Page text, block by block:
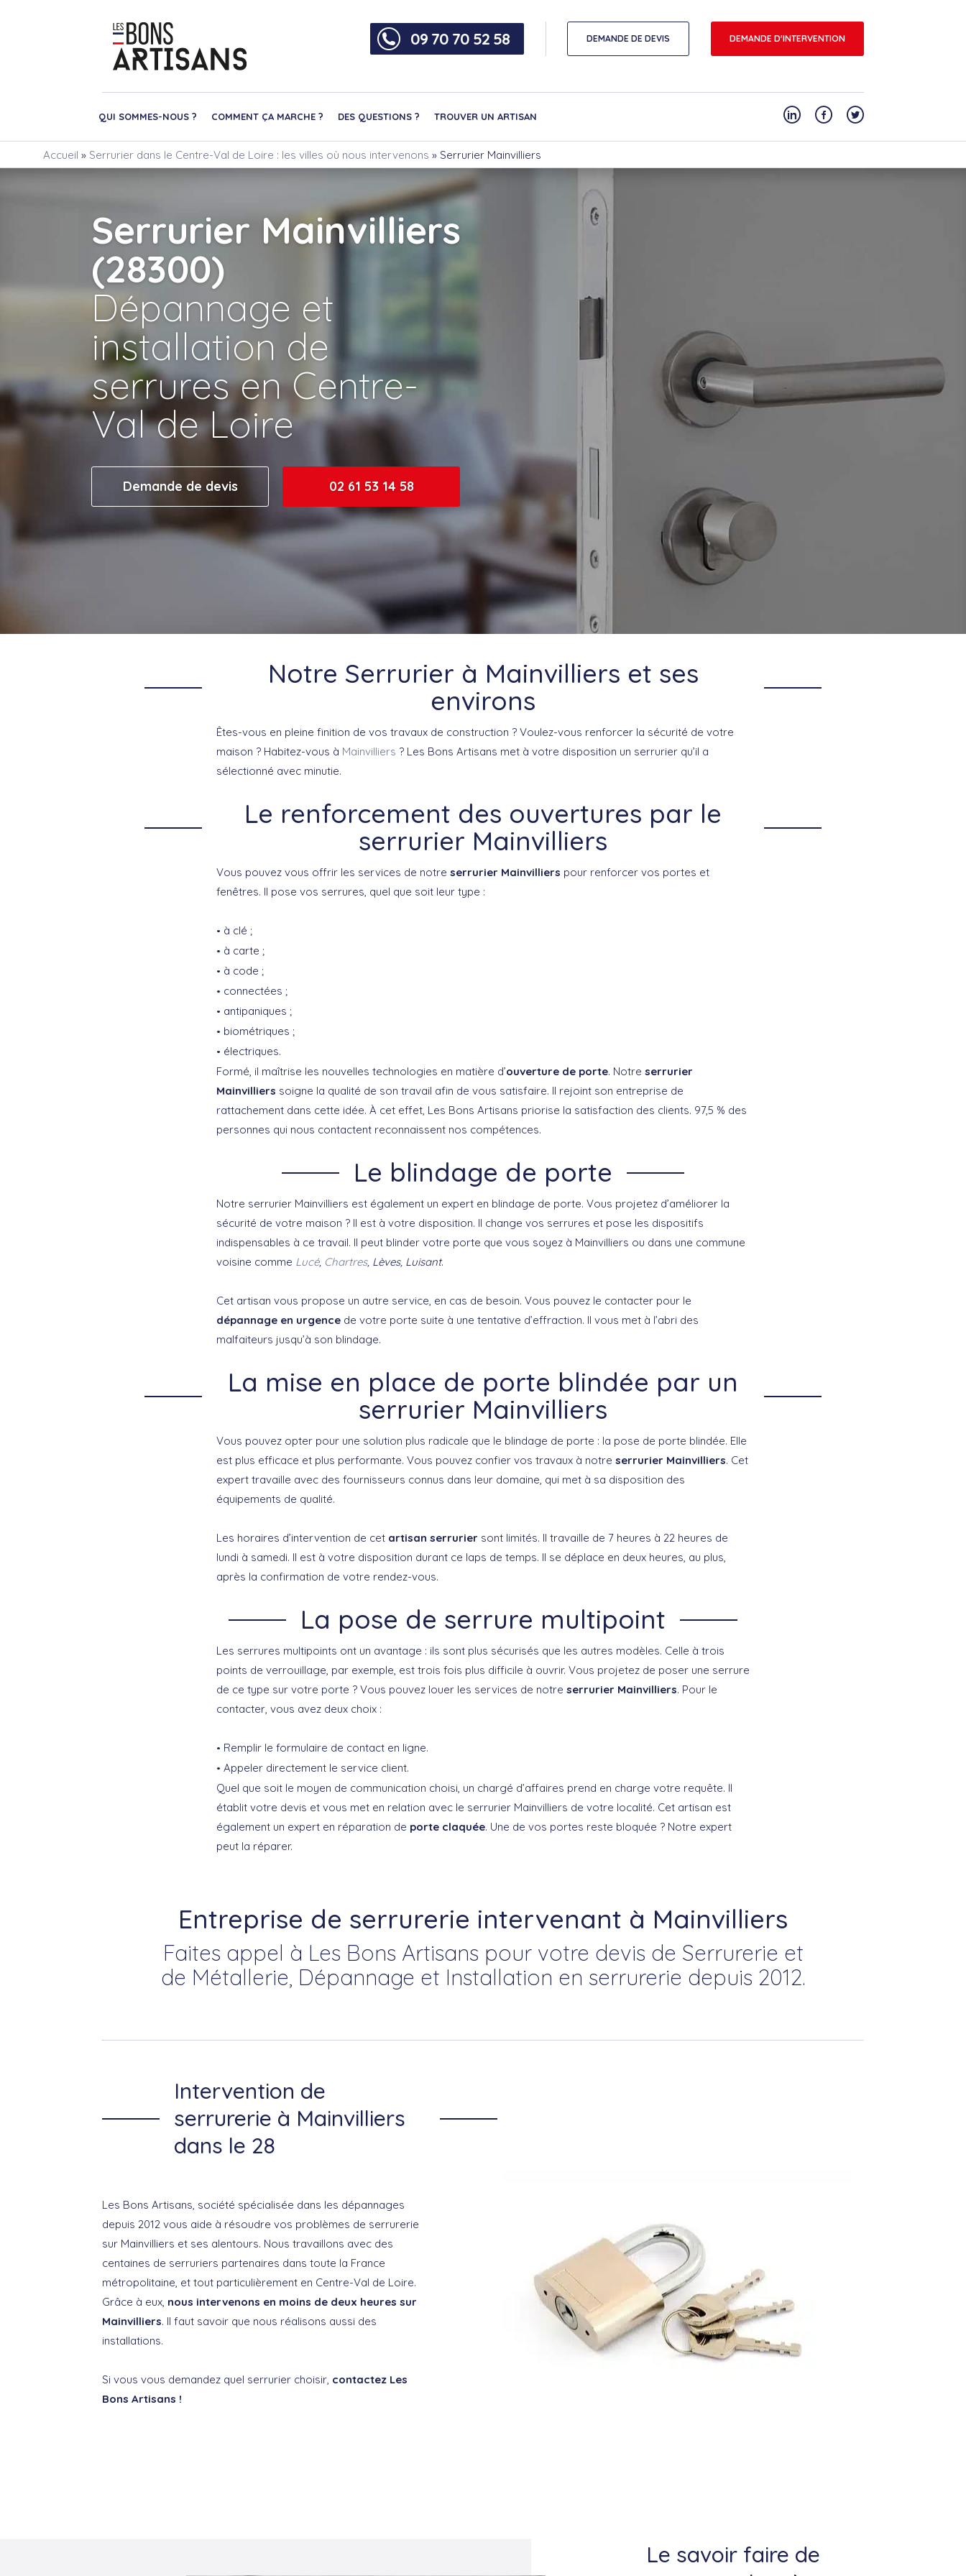
09 70 70 52 58 DEMANDE DE DEVIS DEMANDE D'INTERVENTION
QUI SOMMES-NOUS ? COMMENT ÇA MARCHE ? DES QUESTIONS ? TROUVER UN ARTISAN
Accueil » Serrurier dans le Centre-Val de Loire : les villes où nous intervenons » Serrurier Mainvilliers
Serrurier Mainvilliers
(28300)
Dépannage et
installation de
serrures en Centre-
Val de Loire
Demande de devis 02 61 53 14 58
Notre Serrurier à Mainvilliers et ses
environs
Êtes-vous en pleine finition de vos travaux de construction ? Voulez-vous renforcer la sécurité de votre
maison ? Habitez-vous à Mainvilliers ? Les Bons Artisans met à votre disposition un serrurier qu’il a
sélectionné avec minutie.
Le renforcement des ouvertures par le
serrurier Mainvilliers
Vous pouvez vous offrir les services de notre serrurier Mainvilliers pour renforcer vos portes et
fenêtres. Il pose vos serrures, quel que soit leur type :
à clé ;
à carte ;
à code ;
connectées ;
antipaniques ;
biométriques ;
électriques.
Formé, il maîtrise les nouvelles technologies en matière d’ouverture de porte. Notre serrurier
Mainvilliers soigne la qualité de son travail afin de vous satisfaire. Il rejoint son entreprise de
rattachement dans cette idée. À cet effet, Les Bons Artisans priorise la satisfaction des clients. 97,5 % des
personnes qui nous contactent reconnaissent nos compétences.
Le blindage de porte
Notre serrurier Mainvilliers est également un expert en blindage de porte. Vous projetez d’améliorer la
sécurité de votre maison ? Il est à votre disposition. Il change vos serrures et pose les dispositifs
indispensables à ce travail. Il peut blinder votre porte que vous soyez à Mainvilliers ou dans une commune
voisine comme Lucé, Chartres, Lèves, Luisant.
Cet artisan vous propose un autre service, en cas de besoin. Vous pouvez le contacter pour le
dépannage en urgence de votre porte suite à une tentative d’effraction. Il vous met à l’abri des
malfaiteurs jusqu’à son blindage.
La mise en place de porte blindée par un
serrurier Mainvilliers
Vous pouvez opter pour une solution plus radicale que le blindage de porte : la pose de porte blindée. Elle
est plus efficace et plus performante. Vous pouvez confier vos travaux à notre serrurier Mainvilliers. Cet
expert travaille avec des fournisseurs connus dans leur domaine, qui met à sa disposition des
équipements de qualité.
Les horaires d’intervention de cet artisan serrurier sont limités. Il travaille de 7 heures à 22 heures de
lundi à samedi. Il est à votre disposition durant ce laps de temps. Il se déplace en deux heures, au plus,
après la confirmation de votre rendez-vous.
La pose de serrure multipoint
Les serrures multipoints ont un avantage : ils sont plus sécurisés que les autres modèles. Celle à trois
points de verrouillage, par exemple, est trois fois plus difficile à ouvrir. Vous projetez de poser une serrure
de ce type sur votre porte ? Vous pouvez louer les services de notre serrurier Mainvilliers. Pour le
contacter, vous avez deux choix :
Remplir le formulaire de contact en ligne.
Appeler directement le service client.
Quel que soit le moyen de communication choisi, un chargé d’affaires prend en charge votre requête. Il
établit votre devis et vous met en relation avec le serrurier Mainvilliers de votre localité. Cet artisan est
également un expert en réparation de porte claquée. Une de vos portes reste bloquée ? Notre expert
peut la réparer.
Entreprise de serrurerie intervenant à Mainvilliers
Faites appel à Les Bons Artisans pour votre devis de Serrurerie et
de Métallerie, Dépannage et Installation en serrurerie depuis 2012.
Intervention de
serrurerie à Mainvilliers
dans le 28
Les Bons Artisans, société spécialisée dans les dépannages
depuis 2012 vous aide à résoudre vos problèmes de serrurerie
sur Mainvilliers et ses alentours. Nous travaillons avec des
centaines de serruriers partenaires dans toute la France
métropolitaine, et tout particulièrement en Centre-Val de Loire.
Grâce à eux, nous intervenons en moins de deux heures sur
Mainvilliers. Il faut savoir que nous réalisons aussi des
installations.
Si vous vous demandez quel serrurier choisir, contactez Les
Bons Artisans !
Le savoir faire de